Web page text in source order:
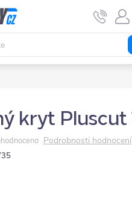
kryt Pluscut
Podrobnosti hodnocení